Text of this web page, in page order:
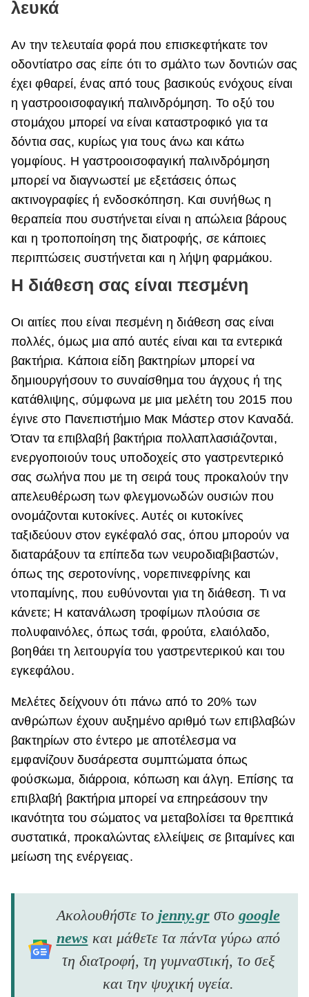
λευκά
Αν την τελευταία φορά που επισκεφτήκατε τον
οδοντίατρο σας είπε ότι το σμάλτο των δοντιών σας
έχει φθαρεί, ένας από τους βασικούς ενόχους είναι
η γαστροοισοφαγική παλινδρόμηση. Το οξύ του
στομάχου μπορεί να είναι καταστροφικό για τα
δόντια σας, κυρίως για τους άνω και κάτω
γομφίους. Η γαστροοισοφαγική παλινδρόμηση
μπορεί να διαγνωστεί με εξετάσεις όπως
ακτινογραφίες ή ενδοσκόπηση. Και συνήθως η
θεραπεία που συστήνεται είναι η απώλεια βάρους
και η τροποποίηση της διατροφής, σε κάποιες
περιπτώσεις συστήνεται και η λήψη φαρμάκου.
Η διάθεση σας είναι πεσμένη
Οι αιτίες που είναι πεσμένη η διάθεση σας είναι
πολλές, όμως μια από αυτές είναι και τα εντερικά
βακτήρια. Κάποια είδη βακτηρίων μπορεί να
δημιουργήσουν το συναίσθημα του άγχους ή της
κατάθλιψης, σύμφωνα με μια μελέτη του 2015 που
έγινε στο Πανεπιστήμιο Μακ Μάστερ στον Καναδά.
Όταν τα επιβλαβή βακτήρια πολλαπλασιάζονται,
ενεργοποιούν τους υποδοχείς στο γαστρεντερικό
σας σωλήνα που με τη σειρά τους προκαλούν την
απελευθέρωση των φλεγμονωδών ουσιών που
ονομάζονται κυτοκίνες. Αυτές οι κυτοκίνες
ταξιδεύουν στον εγκέφαλό σας, όπου μπορούν να
διαταράξουν τα επίπεδα των νευροδιαβιβαστών,
όπως της σεροτονίνης, νορεπινεφρίνης και
ντοπαμίνης, που ευθύνονται για τη διάθεση. Τι να
κάνετε; Η κατανάλωση τροφίμων πλούσια σε
πολυφαινόλες, όπως τσάι, φρούτα, ελαιόλαδο,
βοηθάει τη λειτουργία του γαστρεντερικού και του
εγκεφάλου.
Μελέτες δείχνουν ότι πάνω από το 20% των
ανθρώπων έχουν αυξημένο αριθμό των επιβλαβών
βακτηρίων στο έντερο με αποτέλεσμα να
εμφανίζουν δυσάρεστα συμπτώματα όπως
φούσκωμα, διάρροια, κόπωση και άλγη. Επίσης τα
επιβλαβή βακτήρια μπορεί να επηρεάσουν την
ικανότητα του σώματος να μεταβολίσει τα θρεπτικά
συστατικά, προκαλώντας ελλείψεις σε βιταμίνες και
μείωση της ενέργειας.
Ακολουθήστε το jenny.grστο google
news και μάθετε τα πάντα γύρω από
τη διατροφή, τη γυμναστική, το σεξ
και την ψυχική υγεία.